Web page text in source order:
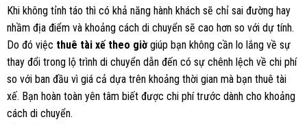
Khi không tỉnh táo thì có khả năng hành khách sẽ chỉ sai đường hay
nhầm địa điểm và khoảng cách di chuyển sẽ cao hơn so với dự tính.
Do đó việc thuê tài xế theo giờ giúp bạn không cần lo lắng về sự
thay đổi trong lộ trình di chuyển dẫn đến có sự chênh lệch về chi phí
so với ban đầu vì giá cả dựa trên khoảng thời gian mà bạn thuê tài
xế. Bạn hoàn toàn yên tâm biết được chi phí trước dành cho khoảng
cách di chuyển.